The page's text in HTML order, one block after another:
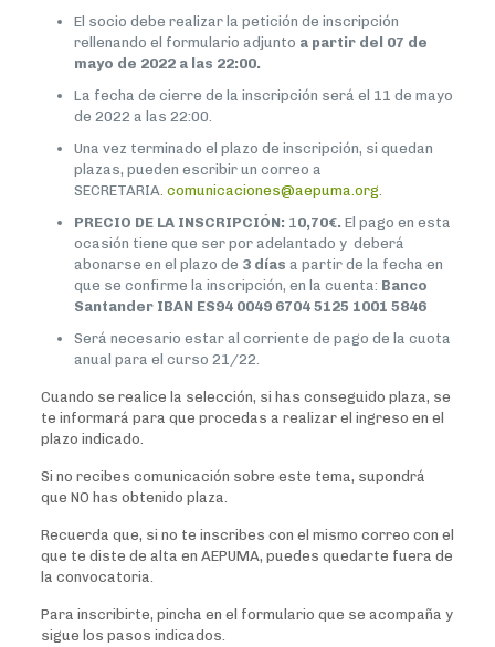
El socio debe realizar la petición de inscripción
rellenando el formulario adjunto a partir del 07 de
mayo de 2022 a las 22:00.
La fecha de cierre de la inscripción será el 11 de mayo
de 2022 a las 22:00.
Una vez terminado el plazo de inscripción, si quedan
plazas, pueden escribir un correo a
SECRETARIA. comunicaciones@aepuma.org
PRECIO DE LA INSCRIPCIÓN:1 0,70€.El pago en esta
ocasión tiene que ser por adelantado y deberá
abonarse en el plazo de 3 días a partir de la fecha en
que se confirme la inscripción, en la cuenta: Banco
Santander IBAN ES94 0049 6704 5125 1001 5846
Será necesario estar al corriente de pago de la cuota
anual para el curso 21/22.
Cuando se realice la selección, si has conseguido plaza, se
te informará para que procedas a realizar el ingreso en el
plazo indicado.
Si no recibes comunicación sobre este tema, supondrá
que NO has obtenido plaza.
Recuerda que, si no te inscribes con el mismo correo con el
que te diste de alta en AEPUMA, puedes quedarte fuera de
la convocatoria.
Para inscribirte, pincha en el formulario que se acompaña y
sigue los pasos indicados.